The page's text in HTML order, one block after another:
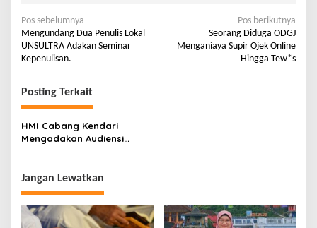
Pos sebelumnya
Mengundang Dua Penulis Lokal
UNSULTRA Adakan Seminar
Kepenulisan.
Pos berikutnya
Seorang Diduga ODGJ
Menganiaya Supir Ojek Online
Hingga Tew*s
Posting Terkait
HMI Cabang Kendari
Mengadakan Audiensi
Jangan Lewatkan